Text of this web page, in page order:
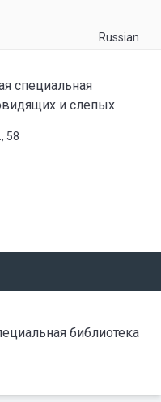
Russian
специальная
и слепых
58
библиотека